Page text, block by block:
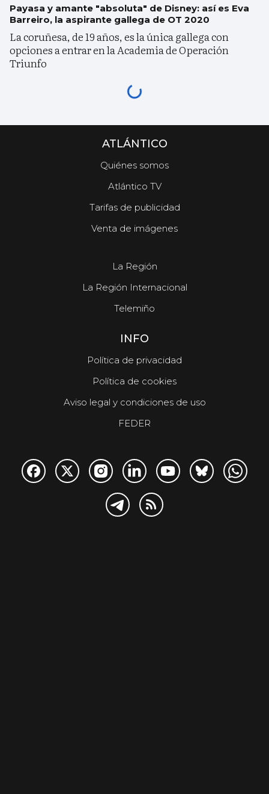
Payasa y amante "absoluta" de Disney: así es Eva
Barreiro, la aspirante gallega de OT 2020
La coruñesa, de 19 años, es la única gallega con
opciones a entrar en la Academia de Operación
Triunfo
ATLÁNTICO
Quiénes somos
Atlántico TV
Tarifas de publicidad
Venta de imágenes
La Región
La Región Internacional
Telemiño
INFO
Política de privacidad
Política de cookies
Aviso legal y condiciones de uso
FEDER